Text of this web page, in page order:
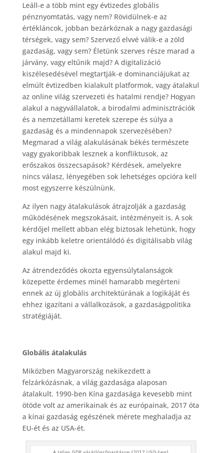
Leáll-e a több mint egy évtizedes globális
pénznyomtatás, vagy nem? Rövidülnek-e az
értékláncok, jobban bezárkóznak a nagy gazdasági
térségek, vagy sem? Szervező elvvé válik-e a zöld
gazdaság, vagy sem? Életünk szerves része marad a
járvány, vagy eltűnik majd? A digitalizáció
kiszélesedésével megtartják-e dominanciájukat az
elmúlt évtizedben kialakult platformok, vagy átalakul
az online világ szervezeti és hatalmi rendje? Hogyan
alakul a nagyvállalatok, a birodalmi adminisztrációk
és a nemzetállami keretek szerepe és súlya a
gazdaság és a mindennapok szervezésében?
Megmarad a világ alakulásának békés természete
vagy gyakoribbak lesznek a konfliktusok, az
erőszakos összecsapások? Kérdések, amelyekre
nincs válasz, lényegében sok lehetséges opcióra kell
most egyszerre készülnünk.
Az ilyen nagy átalakulások átrajzolják a gazdaság
működésének megszokásait, intézményeit is. A sok
kérdőjel mellett abban elég biztosak lehetünk, hogy
egy inkább keletre orientálódó és digitálisabb világ
alakul majd ki.
Az átrendeződés okozta egyensúlytalanságok
közepette érdemes minél hamarabb megérteni
ennek az új globális architektúrának a logikáját és
ehhez igazítani a vállalkozások, a gazdaságpolitika
stratégiáját.
Globális átalakulás
Miközben Magyarország nekikezdett a
felzárkózásnak, a világ gazdasága alaposan
átalakult. 1990-ben Kína gazdasága kevesebb mint
ötöde volt az amerikainak és az európainak, 2017 óta
a kínai gazdaság egészének mérete meghaladja az
EU-ét és az USA-ét.